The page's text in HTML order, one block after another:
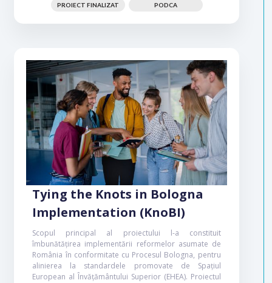
PROIECT FINALIZAT PODCA
Tying the Knots in Bologna
Implementation (KnoBI)
Scopul principal al proiectului l-a constituit
îmbunătățirea implementării reformelor asumate de
România în conformitate cu Procesul Bologna, pentru
alinierea la standardele promovate de Spațiul
European al Învățământului Superior (EHEA). Proiectul